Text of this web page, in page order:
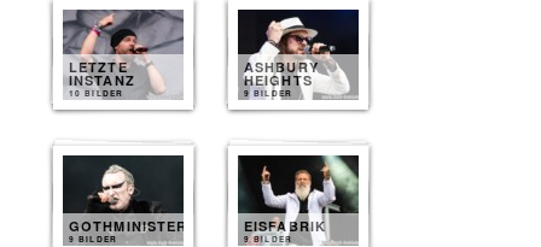
LETZTE
INSTANZ
10 BILDER
ASHBURY
HEIGHTS
9 BILDER
GOTHMINISTER
9 BILDER
EISFABRIK
9 BILDER